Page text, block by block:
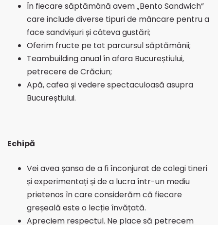
În fiecare săptămână avem „Bento Sandwich”
care include diverse tipuri de mâncare pentru a
face sandvișuri și câteva gustări;
Oferim fructe pe tot parcursul săptămânii;
Teambuilding anual în afara Bucureștiului,
petrecere de Crăciun;
Apă, cafea și vedere spectaculoasă asupra
Bucureștiului.
Echipă
Vei avea șansa de a fi înconjurat de colegi tineri
și experimentați și de a lucra într-un mediu
prietenos în care considerăm că fiecare
greșeală este o lecție învățată.
Apreciem respectul. Ne place să petrecem